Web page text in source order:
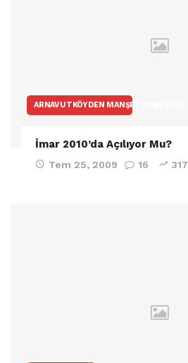
ARNAVUTKÖYDEN MANŞET HABERLER
İmar 2010’da Açılıyor Mu?
Tem 25, 2009 16 317